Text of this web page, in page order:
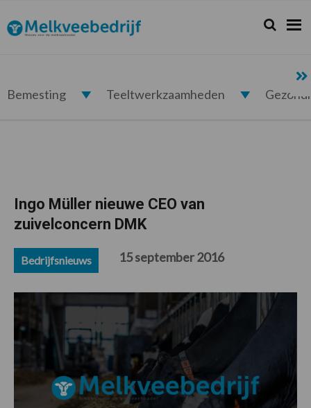
de
hoofdnavigatie
de
hoofd
de
eerste
de
voettekst
Melkveebedrijf.nl Zoeken...
Zoek
Bemesting Teeltwerkzaamheden
Ingo Müller nieuwe CEO van
zuivelconcern DMK
Bedrijfsnieuws 15 september 2016